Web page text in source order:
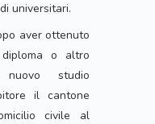
universitari.
aver ottenuto
o altro
studio
il cantone
civile al